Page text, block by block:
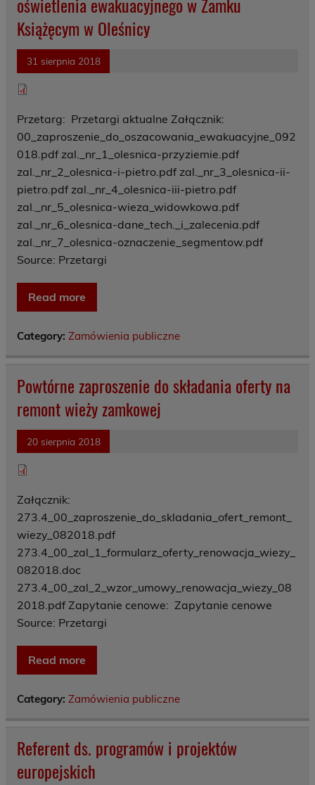
Książęcym w Oleśnicy
31 sierpnia 2018
Przetarg: Przetargi aktualne Załącznik:
00_zaproszenie_do_oszacowania_ewakuacyjne_092
018.pdf zal._nr_1_olesnica-przyziemie.pdf
zal._nr_2_olesnica-i-pietro.pdf zal._nr_3_olesnica-ii-
pietro.pdf zal._nr_4_olesnica-iii-pietro.pdf
zal._nr_5_olesnica-wieza_widowkowa.pdf
zal._nr_6_olesnica-dane_tech._i_zalecenia.pdf
zal._nr_7_olesnica-oznaczenie_segmentow.pdf
Source: Przetargi
Read more
Category: Zamówienia publiczne
Powtórne zaproszenie do składania oferty na
remont wieży zamkowej
20 sierpnia 2018
Załącznik:
273.4_00_zaproszenie_do_skladania_ofert_remont_
wiezy_082018.pdf
273.4_00_zal_1_formularz_oferty_renowacja_wiezy_
082018.doc
273.4_00_zal_2_wzor_umowy_renowacja_wiezy_08
2018.pdf Zapytanie cenowe: Zapytanie cenowe
Source: Przetargi
Read more
Category: Zamówienia publiczne
Referent ds. programów i projektów
europejskich